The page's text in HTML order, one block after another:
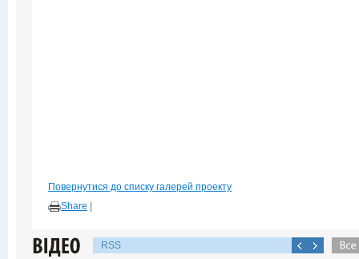
Повернутися до списку галерей проекту
Share
RSS